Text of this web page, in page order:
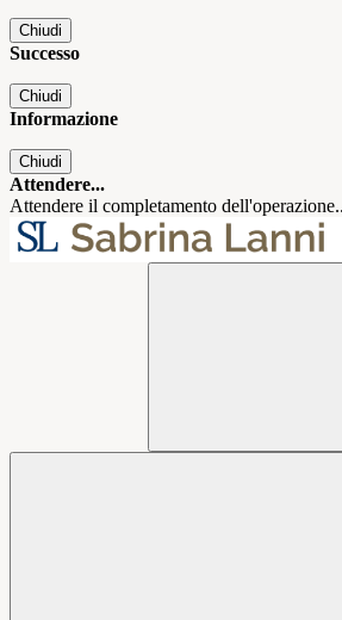
Chiudi
Successo
Chiudi
Informazione
Chiudi
Attendere...
Attendere il completamento